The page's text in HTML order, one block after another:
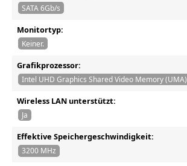
SATA 6Gb/s
Monitortyp:
Keiner.
Grafikprozessor:
Intel UHD Graphics Shared Video Memory (UMA)
Wireless LAN unterstützt:
Ja
Effektive Speichergeschwindigkeit:
3200 MHz